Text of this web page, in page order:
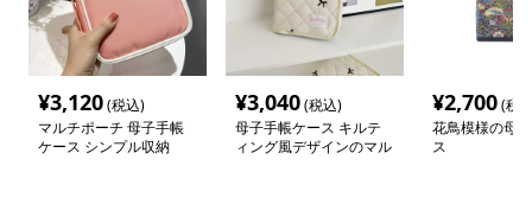
¥3,120(税込)
マルチポーチ 母子手帳
ケース シンプル収納
¥3,040(税込)
母子手帳ケース キルテ
ィング風デザインのマル
¥2,700(税
花鳥模様の母
ス